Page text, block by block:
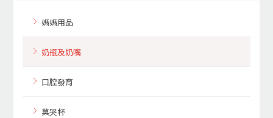
媽媽用品
奶瓶及奶嘴
口腔發育
莫哭杯